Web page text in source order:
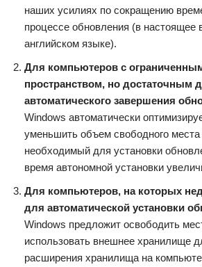
наших усилиях по сокращению
процессе обновления (в настоящее
английском языке).
Для компьютеров с
пространством, но достаточным
автоматического завершения
Windows автоматически
уменьшить объем свободного места
необходимый для установки
время автономной установки
Для компьютеров, на которых
для автоматической установки
Windows предложит освободить
использовать внешнее хранилище
расширения хранилища на